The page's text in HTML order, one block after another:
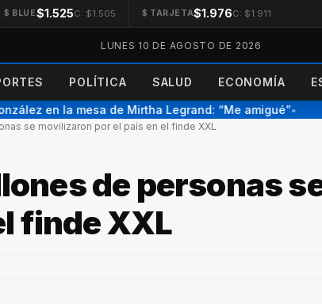
$ BLUE$1.525C: $1.505 $ TARJETA$1.976C: $1.911
LUNES 10 DE AGOSTO DE 2026
POLÍTICA SALUD ECONOMÍA
en la mesa de Mirtha Legrand: “Me amigué”●
se movilizaron por el país en el finde XXL
de personas
finde XXL